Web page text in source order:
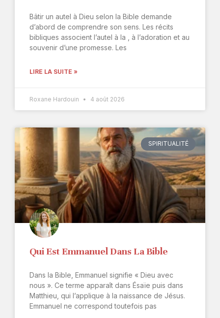
Bâtir un autel à Dieu selon la Bible demande
d’abord de comprendre son sens. Les récits
bibliques associent l’autel à la , à l’adoration et au
souvenir d’une promesse. Les
LIRE LA SUITE »
Roxane Hardouin 4 août 2026
SPIRITUALITÉ
Qui Est Emmanuel Dans La Bible
Dans la Bible, Emmanuel signifie « Dieu avec
nous ». Ce terme apparaît dans Ésaïe puis dans
Matthieu, qui l’applique à la naissance de Jésus.
Emmanuel ne correspond toutefois pas